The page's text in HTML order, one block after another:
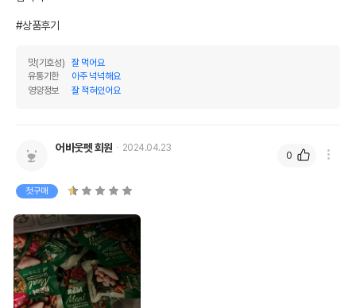
#상품후기
맛(기호성)
잘 먹어요
유통기한
아주 넉넉해요
영양정보
잘 적혀있어요
어바웃펫 회원 2024.04.23
첫구매
0